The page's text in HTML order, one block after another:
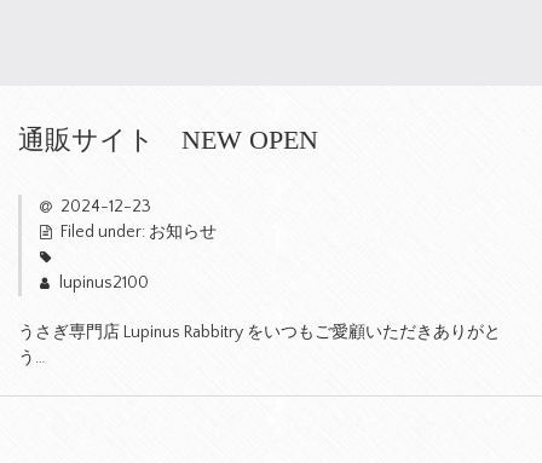
通販サイト NEW OPEN
2024-12-23
Filed under: お知らせ
lupinus2100
うさぎ専門店 Lupinus Rabbitry をいつもご愛顧いただきありがと
う…